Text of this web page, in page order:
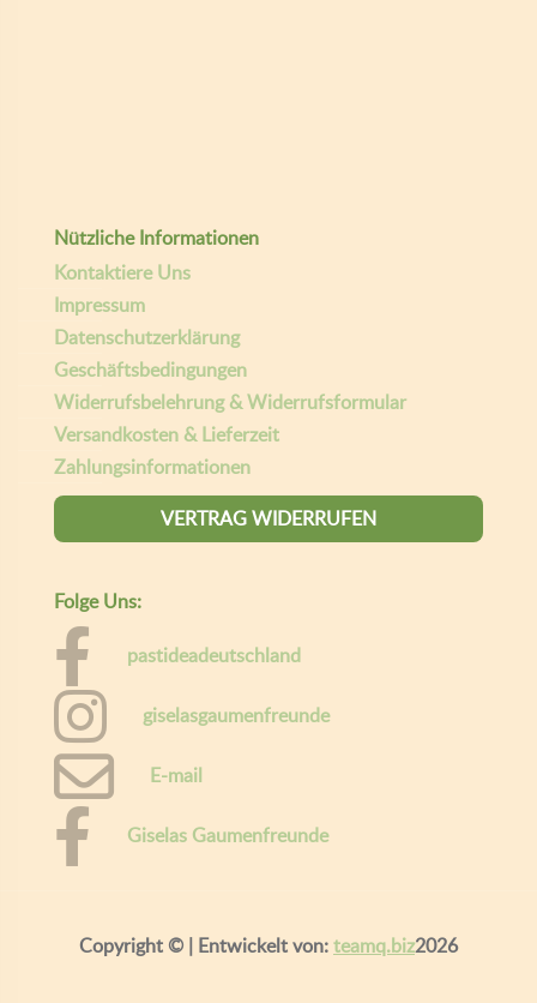
Nützliche Informationen
Kontaktiere Uns
Impressum
Datenschutzerklärung
Geschäftsbedingungen
Widerrufsbelehrung & Widerrufsformular
Versandkosten & Lieferzeit
Zahlungsinformationen
VERTRAG WIDERRUFEN
Folge Uns:
pastideadeutschland
giselasgaumenfreunde
E-mail
Giselas Gaumenfreunde
Copyright © | Entwickelt von:teamq.biz2026